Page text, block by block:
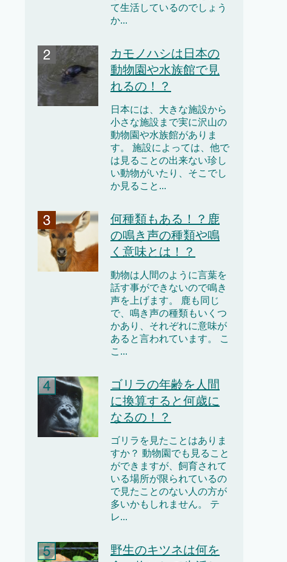
て生活しているのでしょう
か...
カモノハシは日本の
動物園や水族館で見
れるの！？
日本には、大きな施設から
小さな施設まで実に沢山の
動物園や水族館がありま
す。 施設によっては、他で
は見ることの出来ない珍し
い動物がいたり、そこでし
か見ること...
何種類もある！？鹿
の鳴き声の種類や鳴
く意味とは！？
動物は人間のように言葉を
話す事ができないので鳴き
声を上げます。 鹿も同じ
で、鳴き声の種類もいくつ
かあり、それぞれに意味が
あると言われています。 こ
こ...
ゴリラの年齢を人間
に換算すると何歳に
なるの！？
ゴリラを見たことはありま
すか？ 動物園でも見ること
ができますが、飼育されて
いる場所が限られているの
で見たことのない人の方が
多いかもしれません。 テ
レ...
野生のキツネは何を